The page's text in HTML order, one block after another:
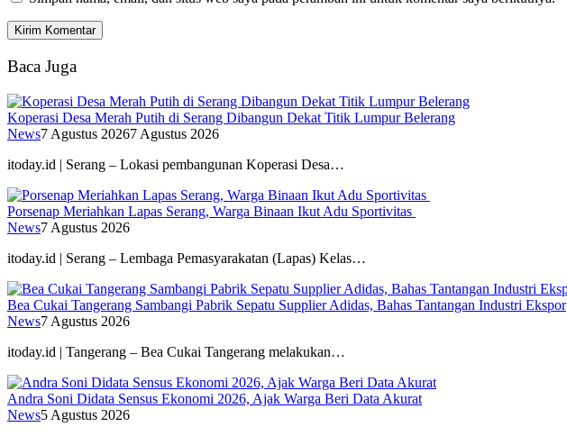
Baca Juga
Koperasi Desa Merah Putih di Serang Dibangun Dekat Titik Lumpur Belerang
News7 Agustus 20267 Agustus 2026
itoday.id | Serang – Lokasi pembangunan Koperasi Desa…
Porsenap Meriahkan Lapas Serang, Warga Binaan Ikut Adu Sportivitas
News7 Agustus 2026
itoday.id | Serang – Lembaga Pemasyarakatan (Lapas) Kelas…
Bea Cukai Tangerang Sambangi Pabrik Sepatu Supplier Adidas, Bahas Tantangan Industri Ekspor
News7 Agustus 2026
itoday.id | Tangerang – Bea Cukai Tangerang melakukan…
Andra Soni Didata Sensus Ekonomi 2026, Ajak Warga Beri Data Akurat
News5 Agustus 2026